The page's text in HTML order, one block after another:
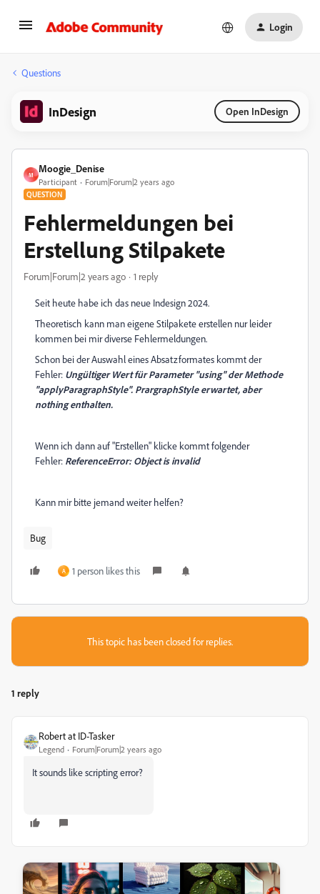
Login
Questions
InDesign Open InDesign
M
Moogie_Denise
Participant Forum|Forum|2 years ago
QUESTION
Fehlermeldungen bei
Erstellung Stilpakete
Forum|Forum|2 years ago 1 reply
Seit heute habe ich das neue Indesign 2024.
Theoretisch kann man eigene Stilpakete erstellen nur leider
kommen bei mir diverse Fehlermeldungen.
Schon bei der Auswahl eines Absatzformates kommt der
Fehler: Ungültiger Wert für Parameter "using" der Methode
"applyParagraphStyle". PrargraphStyle erwartet, aber
nothing enthalten.
Wenn ich dann auf "Erstellen" klicke kommt folgender
Fehler: ReferenceError: Object is invalid
Kann mir bitte jemand weiter helfen?
Bug
A 1 person likes this
This topic has been closed for replies.
1 reply
Robert at ID-Tasker
Legend Forum|Forum|2 years ago
It sounds like scripting error?